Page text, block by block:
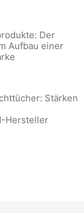
Der
Aufbau einer
Stärken
Hersteller